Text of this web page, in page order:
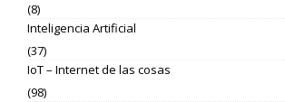
(8)
Inteligencia Artificial
(37)
IoT – Internet de las cosas
(98)